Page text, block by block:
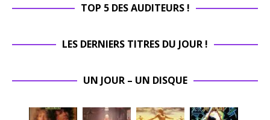
TOP 5 DES AUDITEURS !
LES DERNIERS TITRES DU JOUR !
UN JOUR – UN DISQUE